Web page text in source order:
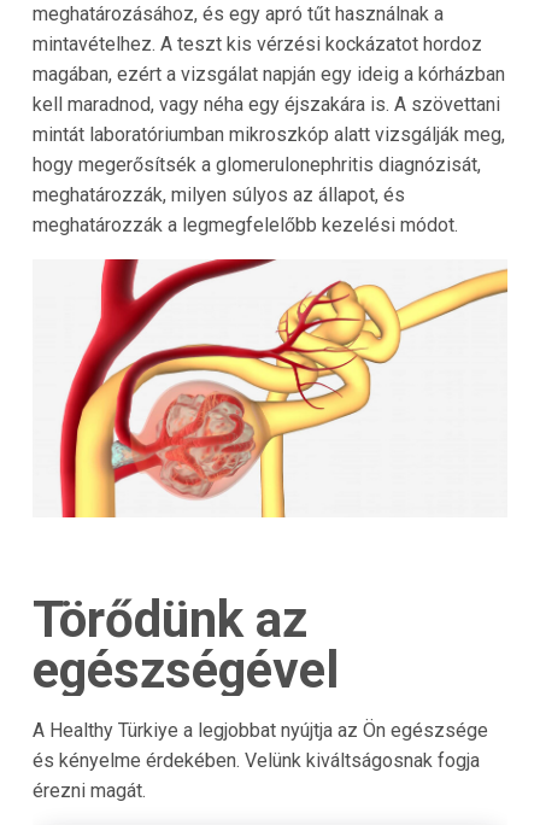
meghatározásához, és egy apró tűt használnak a
mintavételhez. A teszt kis vérzési kockázatot hordoz
magában, ezért a vizsgálat napján egy ideig a kórházban
kell maradnod, vagy néha egy éjszakára is. A szövettani
mintát laboratóriumban mikroszkóp alatt vizsgálják meg,
hogy megerősítsék a glomerulonephritis diagnózisát,
meghatározzák, milyen súlyos az állapot, és
meghatározzák a legmegfelelőbb kezelési módot.
Törődünk az
egészségével
A Healthy Türkiye a legjobbat nyújtja az Ön egészsége
és kényelme érdekében. Velünk kiváltságosnak fogja
érezni magát.